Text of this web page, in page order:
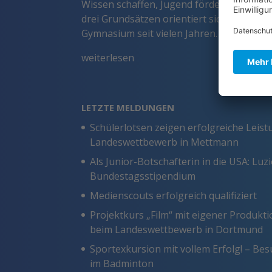
Wissen schaffen, Jugend fördern,
drei Grundsätzen orientiert sich unser
Gymnasium seit vielen Jahren.
weiterlesen
LETZTE MELDUNGEN
Schülerlotsen zeigen erfolgreiche
Landeswettbewerb in Mettmann
Als Junior-Botschafterin in die USA:
Bundestagsstipendium
Medienscouts erfolgreich qualifiziert
Projektkurs „Film“ mit eigener
beim Landeswettbewerb in Dortmund
Sportexkursion mit vollem Erfolg! –
im Badminton